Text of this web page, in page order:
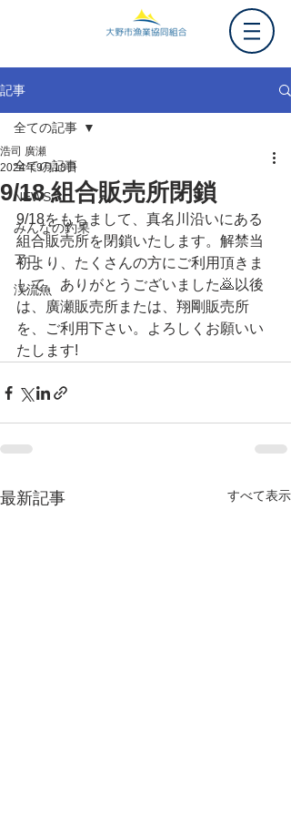
記事
全ての記事
NEWS
みんなの釣果
アユ
渓流魚
全ての記事
9/18 組合販売所閉鎖
浩司 廣瀬
2024年9月18日
9/18をもちまして、真名川沿いにある
組合販売所を閉鎖いたします。解禁当
初より、たくさんの方にご利用頂きま
して、ありがとうございました🙇以後
は、廣瀬販売所または、翔剛販売所
を、ご利用下さい。よろしくお願いい
たします!
最新記事 すべて表示